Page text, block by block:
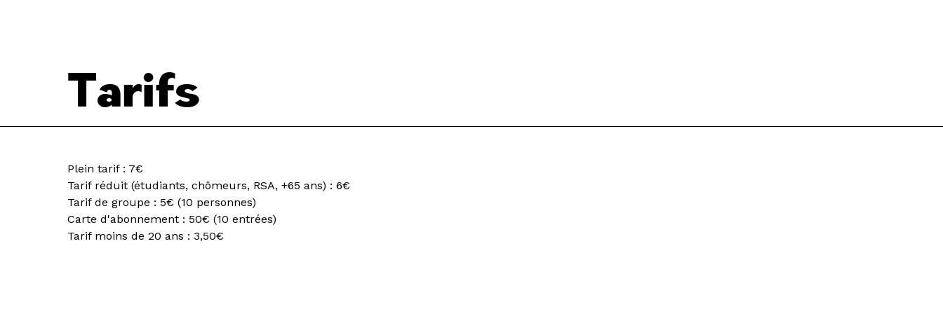
Tarifs
Plein tarif : 7€
Tarif réduit (étudiants, chômeurs, RSA, +65 ans) : 6€
Tarif de groupe : 5€ (10 personnes)
Carte d'abonnement : 50€ (10 entrées)
Tarif moins de 20 ans : 3,50€